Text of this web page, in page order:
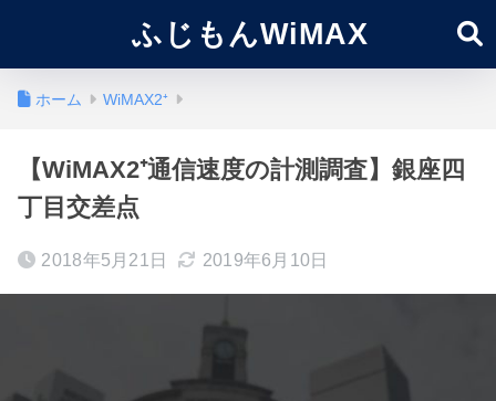
ふじもんWiMAX
ホーム WiMAX2⁺
【WiMAX2⁺通信速度の計測調査】銀座四
丁目交差点
2018年5月21日 2019年6月10日